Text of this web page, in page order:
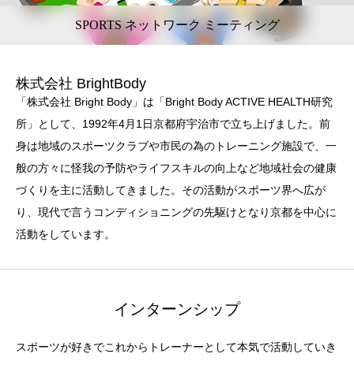
SPORTS ネットワーク ミーティング
株式会社 BrightBody
「株式会社 Bright Body」は「Bright Body ACTIVE HEALTH研究
所」として、1992年4月1日京都府宇治市で立ち上げました。前
身は地域のスポーツクラブや市民の為のトレーニング施設で、一
般の方々に怪我の予防やライフスキルの向上など地域社会の健康
づくりを主に活動してきました。その活動がスポーツ界へ広が
り、現代で言うコンディショニングの先駆けとなり京都を中心に
活動をしています。
インターンシップ
スポーツが好きでこれからトレーナーとして本気で活動していき